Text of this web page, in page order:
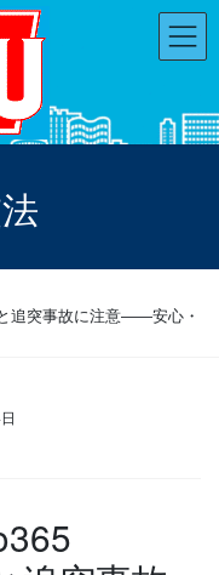
追突事故に注意――安心・